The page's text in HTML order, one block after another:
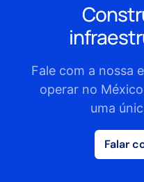
Fale com a nossa
operar no
uma
Falar